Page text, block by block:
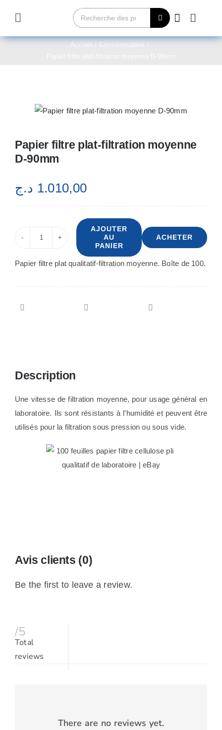
Toggle
Navigation
Produits
Contact
Rechercher:
Accueil
Consommables
Papier filtre plat-filtration moyenne
D-90mm
1.010,00 د.ج
AJOUTER
AU
PANIER
ACHETER
Papier filtre plat qualitatif-filtration moyenne. Boîte de 100.
Description
Une vitesse de filtration moyenne, pour usage général en
laboratoire. Ils sont résistants à l’humidité et peuvent être
utilisés pour la filtration sous pression ou sous vide.
Avis clients (0)
Be the first to leave a review.
/5
Total
reviews
There are no reviews yet.